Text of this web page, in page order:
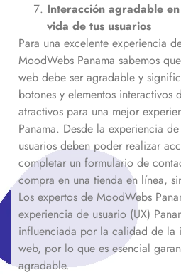
Interacción agradable
vida de tus usuarios
Para una excelente experiencia
MoodWebs Panama sabemos
web debe ser agradable y
botones y elementos interactivos
atractivos para una mejor
Panama. Desde la experiencia
usuarios deben poder realizar
completar un formulario de
compra en una tienda en línea,
Los expertos de MoodWebs
experiencia de usuario (UX)
influenciada por la calidad de la
web, por lo que es esencial
agradable.